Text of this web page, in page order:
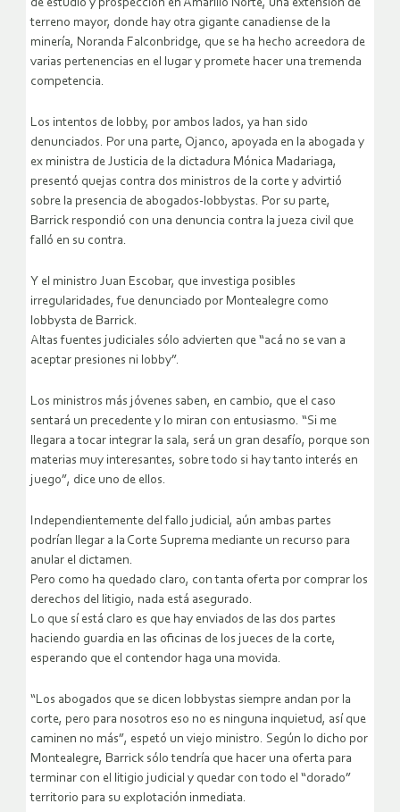
de estudio y prospección en Amarillo Norte, una extensión de
terreno mayor, donde hay otra gigante canadiense de la
minería, Noranda Falconbridge, que se ha hecho acreedora de
varias pertenencias en el lugar y promete hacer una tremenda
competencia.
Los intentos de lobby, por ambos lados, ya han sido
denunciados. Por una parte, Ojanco, apoyada en la abogada y
ex ministra de Justicia de la dictadura Mónica Madariaga,
presentó quejas contra dos ministros de la corte y advirtió
sobre la presencia de abogados-lobbystas. Por su parte,
Barrick respondió con una denuncia contra la jueza civil que
falló en su contra.
Y el ministro Juan Escobar, que investiga posibles
irregularidades, fue denunciado por Montealegre como
lobbysta de Barrick.
Altas fuentes judiciales sólo advierten que “acá no se van a
aceptar presiones ni lobby”.
Los ministros más jóvenes saben, en cambio, que el caso
sentará un precedente y lo miran con entusiasmo. “Si me
llegara a tocar integrar la sala, será un gran desafío, porque son
materias muy interesantes, sobre todo si hay tanto interés en
juego”, dice uno de ellos.
Independientemente del fallo judicial, aún ambas partes
podrían llegar a la Corte Suprema mediante un recurso para
anular el dictamen.
Pero como ha quedado claro, con tanta oferta por comprar los
derechos del litigio, nada está asegurado.
Lo que sí está claro es que hay enviados de las dos partes
haciendo guardia en las oficinas de los jueces de la corte,
esperando que el contendor haga una movida.
“Los abogados que se dicen lobbystas siempre andan por la
corte, pero para nosotros eso no es ninguna inquietud, así que
caminen no más”, espetó un viejo ministro. Según lo dicho por
Montealegre, Barrick sólo tendría que hacer una oferta para
terminar con el litigio judicial y quedar con todo el “dorado”
territorio para su explotación inmediata.